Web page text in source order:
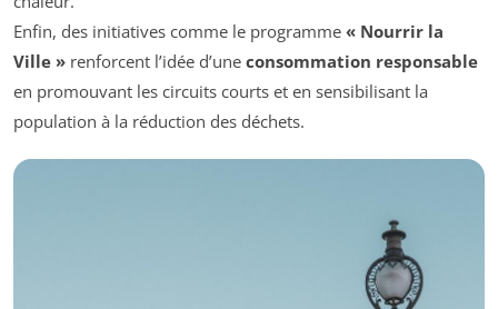
Enfin, des initiatives comme le programme « Nourrir la
Ville » renforcent l’idée d’une consommation responsable
en promouvant les circuits courts et en sensibilisant la
population à la réduction des déchets.